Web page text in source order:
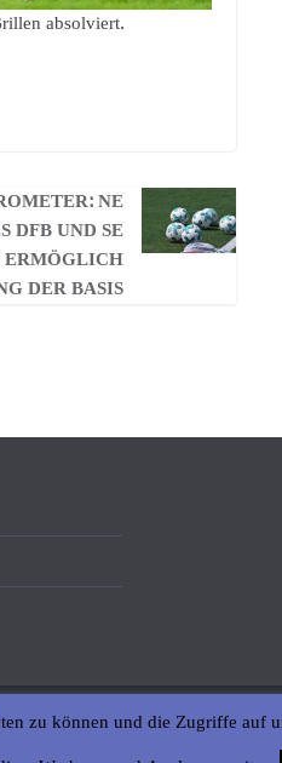
absolviert.
NEU
UND SEI
DER BASIS
zu können und die Zugriffe auf